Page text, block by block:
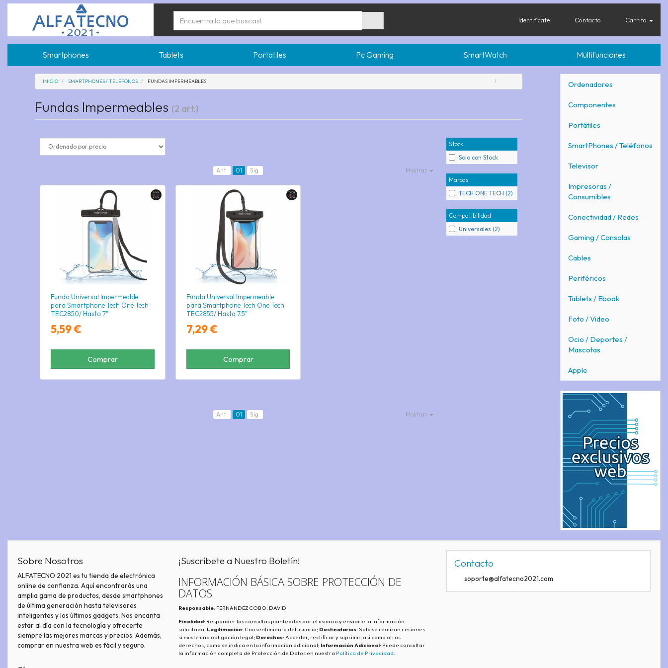
Identifícate Contacto Carrito
Smartphones Tablets Portatiles Pc Gaming SmartWatch Multifunciones
Ordenadores
Componentes
Portátiles
SmartPhones / Teléfonos
Televisor
Impresoras /
Consumibles
Conectividad / Redes
Gaming / Consolas
Cables
Periféricos
Tablets / Ebook
Foto / Video
Ocio / Deportes /
Mascotas
Apple
INICIO SMARTPHONES / TELÉFONOS FUNDAS IMPERMEABLES
Fundas Impermeables (2 art.)
Stock
Solo con Stock
Marcas
TECH ONE TECH (2)
Compatibilidad
Universales (2)
Ant. 01 Sig. Mostrar
Funda Universal Impermeable
para Smartphone Tech One Tech
TEC2850/ Hasta 7"
5,59 €
Comprar
Funda Universal Impermeable
para Smartphone Tech One Tech
TEC2855/ Hasta 7.5"
7,29 €
Comprar
Ant. 01 Sig. Mostrar
Sobre Nosotros
ALFATECNO 2021 es tu tienda de electrónica
online de confianza. Aquí encontrarás una
amplia gama de productos, desde smartphones
de última generación hasta televisores
inteligentes y los últimos gadgets. Nos encanta
estar al día con la tecnología y ofrecerte
siempre las mejores marcas y precios. Además,
comprar en nuestra web es fácil y seguro.
¡Suscríbete a Nuestro Boletín!
INFORMACIÓN BÁSICA SOBRE PROTECCIÓN DE
DATOS
Responsable: FERNANDEZ COBO, DAVID
Finalidad: Responder las consultas planteadas por el usuario y enviarle la información
solicitada; Legitimación: Consentimiento del usuario; Destinatarios: Solo se realizan cesiones
si existe una obligación legal; Derechos: Acceder, rectificar y suprimir, así como otros
derechos, como se indica en la información adicional; Información Adicional: Puede consultar
la información completa de Protección de Datos en nuestra Política de Privacidad.
Contacto
soporte@alfatecno2021.com